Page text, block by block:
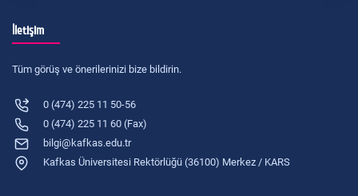
İletişim
Tüm görüş ve önerilerinizi bize bildirin.
0 (474) 225 11 50-56
0 (474) 225 11 60 (Fax)
bilgi@kafkas.edu.tr
Kafkas Üniversitesi Rektörlüğü (36100) Merkez / KARS